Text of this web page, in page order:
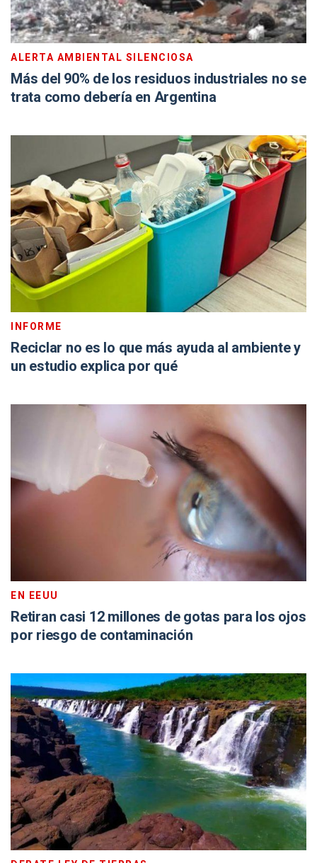
ALERTA AMBIENTAL SILENCIOSA
Más del 90% de los residuos industriales no se
trata como debería en Argentina
INFORME
Reciclar no es lo que más ayuda al ambiente y
un estudio explica por qué
EN EEUU
Retiran casi 12 millones de gotas para los ojos
por riesgo de contaminación